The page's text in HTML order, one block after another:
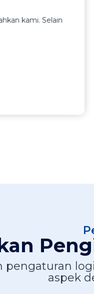
mendapat support
belum menggunakan
pengaturan
aspek